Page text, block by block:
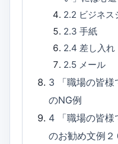
2.2 ビジネス
2.3 手紙
2.4 差し入れ
2.5 メール
3
「職場の皆
のNG例
4
「職場の皆
のお勧め文例２